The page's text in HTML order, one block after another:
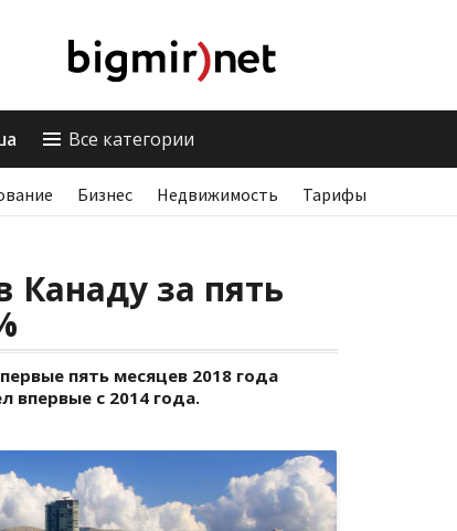
Все категории
Бизнес Недвижимость Тарифы
Канаду за пять
пять месяцев 2018 года
впервые с 2014 года.